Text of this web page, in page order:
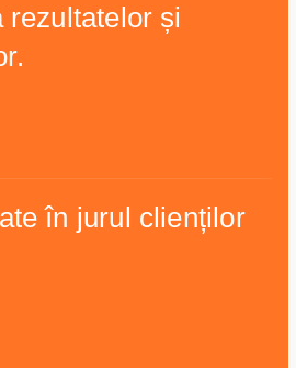
rezultatelor și
în jurul clienților